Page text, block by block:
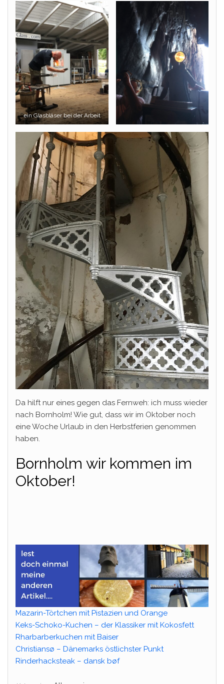
ein Glasbläser bei der Arbeit
Da hilft nur eines gegen das Fernweh: ich muss wieder
nach Bornholm! Wie gut, dass wir im Oktober noch
eine Woche Urlaub in den Herbstferien genommen
haben.
Bornholm wir kommen im
Oktober!
Mazarin-Törtchen mit Pistazien und Orange
Keks-Schoko-Kuchen – der Klassiker mit Kokosfett
Rharbarberkuchen mit Baiser
Christiansø – Dänemarks östlichster Punkt
Rinderhacksteak – dansk bøf